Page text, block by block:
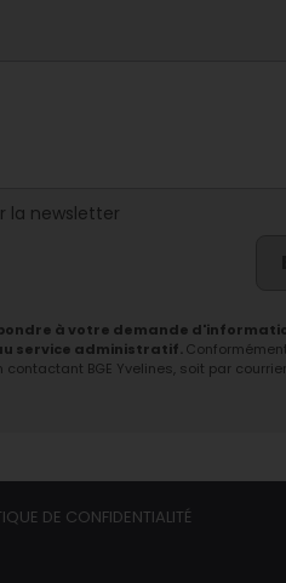
la newsletter
à votre demande
service administratif.
BGE Yvelines, soit par courrier :
DE CONFIDENTIALITÉ